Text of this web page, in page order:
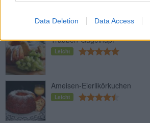
Data Deletion Data Access
Trauben-Gugelhupf
Leicht
Ameisen-Eierlikörkuchen
Leicht